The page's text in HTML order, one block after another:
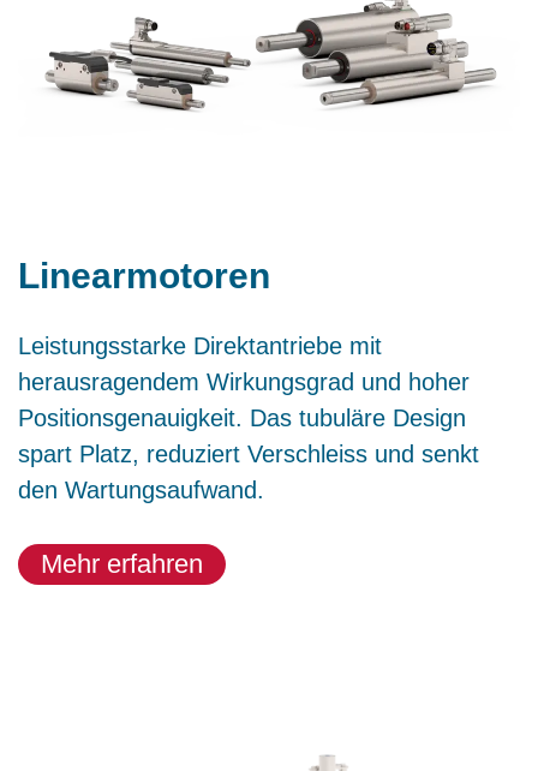
Linearmotoren
Leistungsstarke Direktantriebe mit
herausragendem Wirkungsgrad und hoher
Positionsgenauigkeit. Das tubuläre Design
spart Platz, reduziert Verschleiss und senkt
den Wartungsaufwand.
Mehr erfahren